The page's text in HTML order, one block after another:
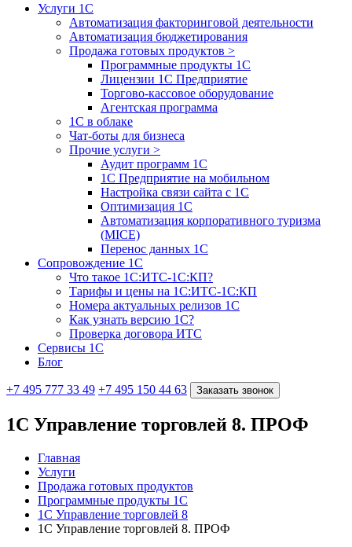
Услуги 1С
Автоматизация факторинговой деятельности
Автоматизация бюджетирования
Продажа готовых продуктов >
Программные продукты 1С
Лицензии 1С Предприятие
Торгово-кассовое оборудование
Агентская программа
1С в облаке
Чат-боты для бизнеса
Прочие услуги >
Аудит программ 1С
1С Предприятие на мобильном
Настройка связи сайта с 1С
Оптимизация 1С
Автоматизация корпоративного туризма
(MICE)
Перенос данных 1С
Сопровождение 1С
Что такое 1С:ИТС-1С:КП?
Тарифы и цены на 1С:ИТС-1С:КП
Номера актуальных релизов 1С
Как узнать версию 1С?
Проверка договора ИТС
Сервисы 1С
Блог
+7 495 777 33 49 +7 495 150 44 63 Заказать звонок
1С Управление торговлей 8. ПРОФ
Главная
Услуги
Продажа готовых продуктов
Программные продукты 1С
1С Управление торговлей 8
1С Управление торговлей 8. ПРОФ